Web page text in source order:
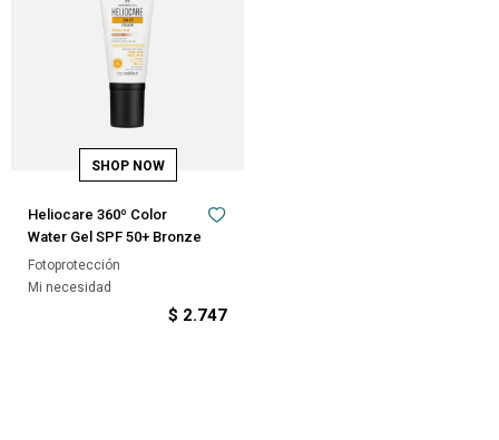
Heliocare 360º Color
Water Gel SPF 50+ Bronze
Fotoprotección
Mi necesidad
$ 2.747